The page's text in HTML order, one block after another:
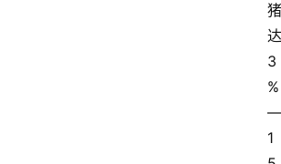
猪
达
3
%
—
1